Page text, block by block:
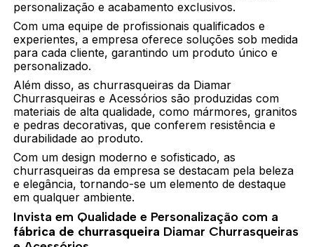
personalização e acabamento exclusivos.
Com uma equipe de profissionais qualificados e
experientes, a empresa oferece soluções sob medida
para cada cliente, garantindo um produto único e
personalizado.
Além disso, as churrasqueiras da Diamar
Churrasqueiras e Acessórios são produzidas com
materiais de alta qualidade, como mármores, granitos
e pedras decorativas, que conferem resistência e
durabilidade ao produto.
Com um design moderno e sofisticado, as
churrasqueiras da empresa se destacam pela beleza
e elegância, tornando-se um elemento de destaque
em qualquer ambiente.
Invista em Qualidade e Personalização com a
fábrica de churrasqueira Diamar Churrasqueiras